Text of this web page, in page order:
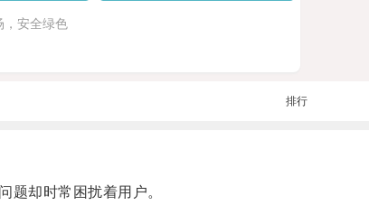
，安全绿色
排行
却时常困扰着用户。